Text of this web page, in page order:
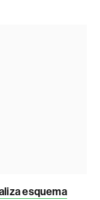
esquema